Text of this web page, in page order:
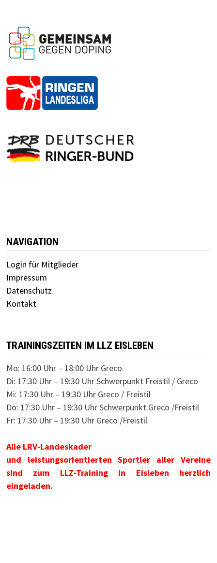
NAVIGATION
Login für Mitglieder
Impressum
Datenschutz
Kontakt
TRAININGSZEITEN IM LLZ EISLEBEN
Mo: 16:00 Uhr – 18:00 Uhr Greco
Di: 17:30 Uhr – 19:30 Uhr Schwerpunkt Freistil / Greco
Mi: 17:30 Uhr – 19:30 Uhr Greco / Freistil
Do: 17:30 Uhr – 19:30 Uhr Schwerpunkt Greco /Freistil
Fr: 17:30 Uhr – 19:30 Uhr Greco /Freistil
Alle LRV-Landeskader
und leistungsorientierten Sportler aller Vereine
sind zum LLZ-Training in Eisleben herzlich
eingeladen.